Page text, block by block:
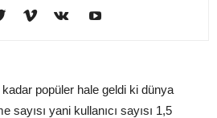
popüler hale geldi ki dünya
sayısı yani kullanıcı sayısı 1,5